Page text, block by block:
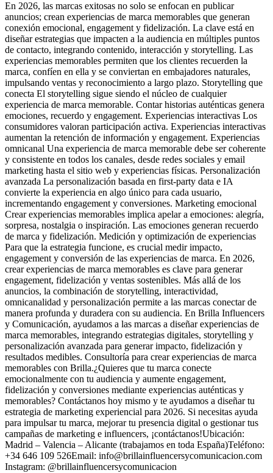
En 2026, las marcas exitosas no solo se enfocan en publicar
anuncios; crean experiencias de marca memorables que generan
conexión emocional, engagement y fidelización. La clave está en
diseñar estrategias que impacten a la audiencia en múltiples puntos
de contacto, integrando contenido, interacción y storytelling. Las
experiencias memorables permiten que los clientes recuerden la
marca, confíen en ella y se conviertan en embajadores naturales,
impulsando ventas y reconocimiento a largo plazo. Storytelling que
conecta El storytelling sigue siendo el núcleo de cualquier
experiencia de marca memorable. Contar historias auténticas genera
emociones, recuerdo y engagement. Experiencias interactivas Los
consumidores valoran participación activa. Experiencias interactivas
aumentan la retención de información y engagement. Experiencias
omnicanal Una experiencia de marca memorable debe ser coherente
y consistente en todos los canales, desde redes sociales y email
marketing hasta el sitio web y experiencias físicas. Personalización
avanzada La personalización basada en first-party data e IA
convierte la experiencia en algo único para cada usuario,
incrementando engagement y conversiones. Marketing emocional
Crear experiencias memorables implica apelar a emociones: alegría,
sorpresa, nostalgia o inspiración. Las emociones generan recuerdo
de marca y fidelización. Medición y optimización de experiencias
Para que la estrategia funcione, es crucial medir impacto,
engagement y conversión de las experiencias de marca. En 2026,
crear experiencias de marca memorables es clave para generar
engagement, fidelización y ventas sostenibles. Más allá de los
anuncios, la combinación de storytelling, interactividad,
omnicanalidad y personalización permite a las marcas conectar de
manera profunda y duradera con su audiencia. En Brilla Influencers
y Comunicación, ayudamos a las marcas a diseñar experiencias de
marca memorables, integrando estrategias digitales, storytelling y
personalización avanzada para generar impacto, fidelización y
resultados medibles. Consultoría para crear experiencias de marca
memorables con Brilla.¿Quieres que tu marca conecte
emocionalmente con tu audiencia y aumente engagement,
fidelización y conversiones mediante experiencias auténticas y
memorables? Contáctanos hoy mismo y te ayudamos a diseñar tu
estrategia de marketing experiencial para 2026. Si necesitas ayuda
para impulsar tu marca, mejorar tu presencia digital o gestionar tus
campañas de marketing e influencers, ¡contáctanos!Ubicación:
Madrid – Valencia – Alicante (trabajamos en toda España)Teléfono:
+34 646 109 526Email: info@brillainfluencersycomunicacion.com
Instagram: @brillainfluencersycomunicacion